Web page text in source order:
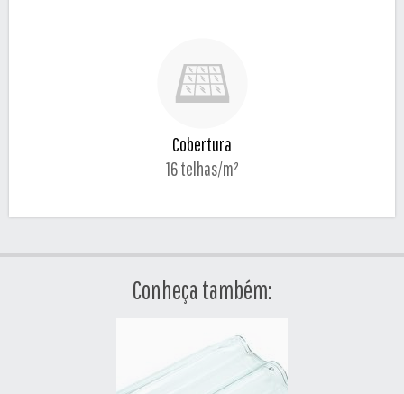
Cobertura
16 telhas/m²
Conheça também: